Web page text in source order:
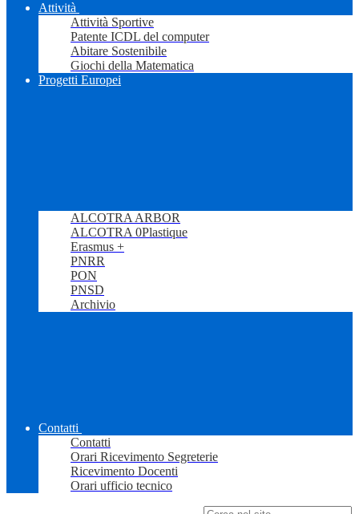
Attività
Attività Sportive
Patente ICDL del computer
Abitare Sostenibile
Giochi della Matematica
Progetti Europei
ALCOTRA ARBOR
ALCOTRA 0Plastique
Erasmus +
PNRR
PON
PNSD
Archivio
Contatti
Contatti
Orari Ricevimento Segreterie
Ricevimento Docenti
Orari ufficio tecnico